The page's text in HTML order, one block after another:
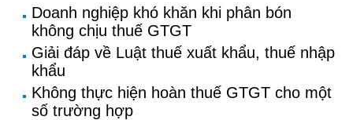
Doanh nghiệp khó khăn khi phân bón
không chịu thuế GTGT
Giải đáp về Luật thuế xuất khẩu, thuế nhập
khẩu
Không thực hiện hoàn thuế GTGT cho một
số trường hợp